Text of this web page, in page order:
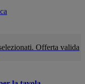
Offerta valida